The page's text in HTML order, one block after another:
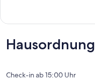
Bewertungen)
Hausordnung
Check-in ab 15:00 Uhr